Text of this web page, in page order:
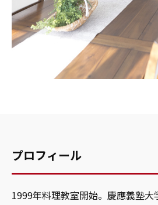
プロフィール
1999年料理教室開始。慶應義塾大